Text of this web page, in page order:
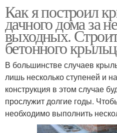
Как я построил
дачного дома за
выходных.
бетонного
В большинстве случаев
лишь несколько ступеней и
конструкция в этом случае
прослужит долгие годы.
необходимо выполнить